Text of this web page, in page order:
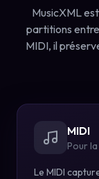
MusicXML
partitions
MIDI, il
MIDI
Pour
Le MIDI